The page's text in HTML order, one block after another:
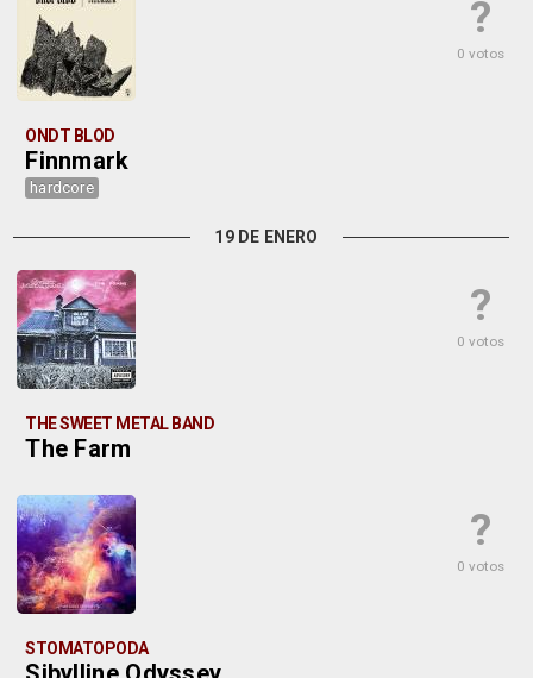
?
0 votos
ONDT BLOD
Finnmark
hardcore
19 DE ENERO
?
0 votos
THE SWEET METAL BAND
The Farm
?
0 votos
STOMATOPODA